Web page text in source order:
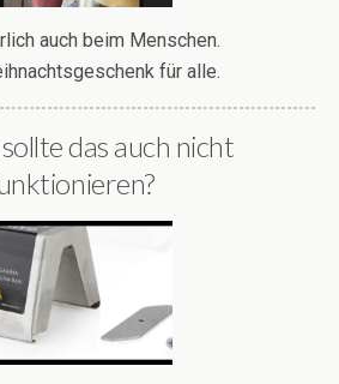
auch beim Menschen.
für alle.
das auch nicht